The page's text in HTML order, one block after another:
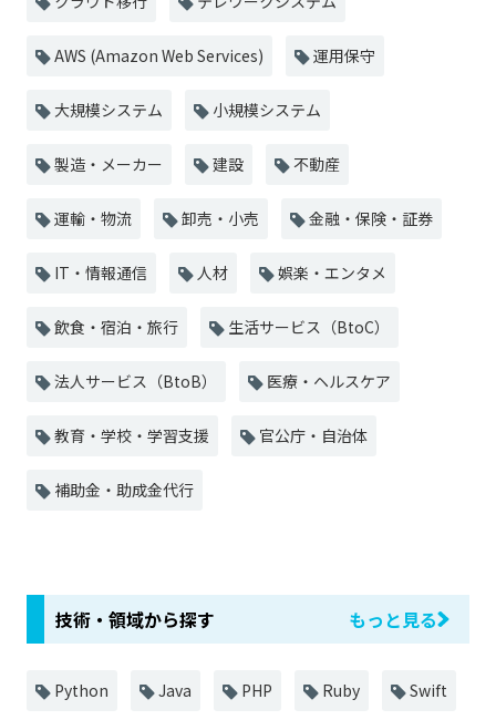
AWS (Amazon Web Services) 運用保守
大規模システム 小規模システム
製造・メーカー 建設 不動産
運輸・物流 卸売・小売 金融・保険・証券
IT・情報通信 人材 娯楽・エンタメ
飲食・宿泊・旅行 生活サービス（BtoC）
法人サービス（BtoB） 医療・ヘルスケア
教育・学校・学習支援 官公庁・自治体
補助金・助成金代行
技術・領域から探す もっと見る
Python Java PHP Ruby Swift